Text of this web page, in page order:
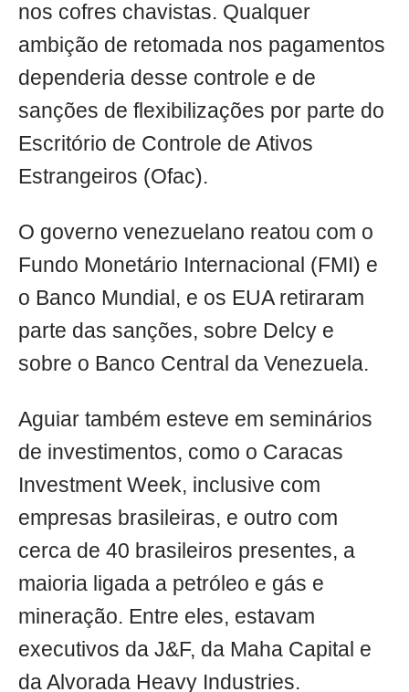
nos cofres chavistas. Qualquer
ambição de retomada nos pagamentos
dependeria desse controle e de
sanções de flexibilizações por parte do
Escritório de Controle de Ativos
Estrangeiros (Ofac).
O governo venezuelano reatou com o
Fundo Monetário Internacional (FMI) e
o Banco Mundial, e os EUA retiraram
parte das sanções, sobre Delcy e
sobre o Banco Central da Venezuela.
Aguiar também esteve em seminários
de investimentos, como o Caracas
Investment Week, inclusive com
empresas brasileiras, e outro com
cerca de 40 brasileiros presentes, a
maioria ligada a petróleo e gás e
mineração. Entre eles, estavam
executivos da J&F, da Maha Capital e
da Alvorada Heavy Industries.